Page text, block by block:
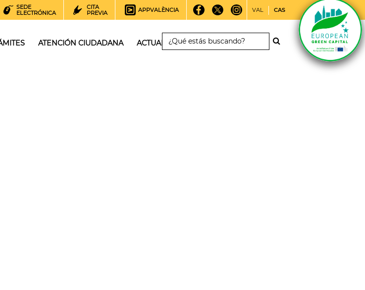
SEDE
ELECTRÓNICA
CITA
PREVIA
APPVALÈNCIA VAL CAS
ATENCIÓN CIUDADANA ACTUALIDAD